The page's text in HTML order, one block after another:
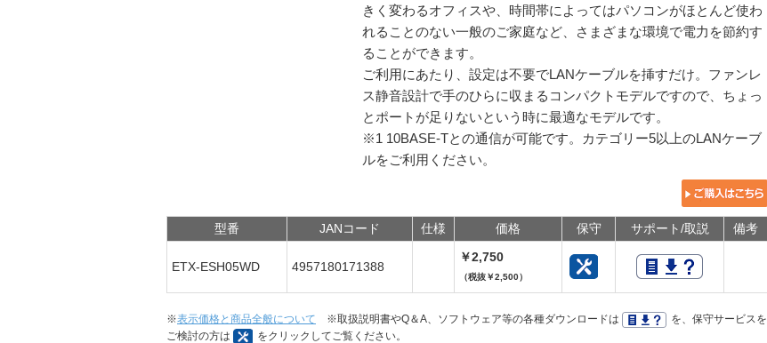
きく変わるオフィスや、時間帯によってはパソコンがほとんど使わ
れることのない一般のご家庭など、さまざまな環境で電力を節約す
ることができます。
ご利用にあたり、設定は不要でLANケーブルを挿すだけ。ファンレ
ス静音設計で手のひらに収まるコンパクトモデルですので、ちょっ
とポートが足りないという時に最適なモデルです。
※1 10BASE-Tとの通信が可能です。カテゴリー5以上のLANケーブ
ルをご利用ください。
型番 JANコード 仕様 価格 保守 サポート/取説 備考
ETX-ESH05WD 4957180171388
￥2,750
（税抜￥2,500）
※表示価格と商品全般について ※取扱説明書やQ＆A、ソフトウェア等の各種ダウンロードは
を、保守サービスを
ご検討の方は
をクリックしてご覧ください。